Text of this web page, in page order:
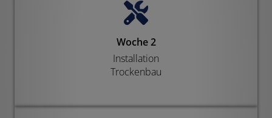
Woche 2
Installation
Trockenbau